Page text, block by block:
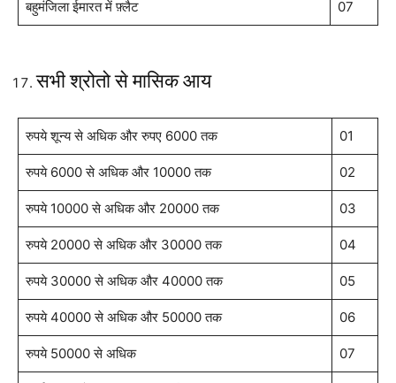
बहुमंजिला ईमारत में फ़्लैट 07
सभी श्रोतो से मासिक आय
रुपये शून्य से अधिक और रुपए 6000 तक 01
रुपये 6000 से अधिक और 10000 तक 02
रुपये 10000 से अधिक और 20000 तक 03
रुपये 20000 से अधिक और 30000 तक 04
रुपये 30000 से अधिक और 40000 तक 05
रुपये 40000 से अधिक और 50000 तक 06
रुपये 50000 से अधिक 07